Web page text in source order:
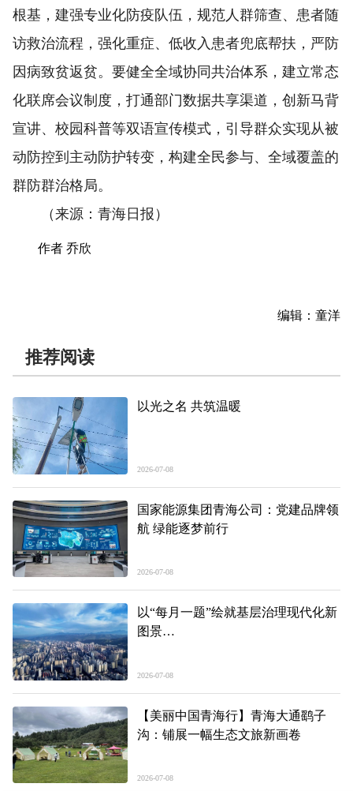
根基，建强专业化防疫队伍，规范人群筛查、患者随
访救治流程，强化重症、低收入患者兜底帮扶，严防
因病致贫返贫。要健全全域协同共治体系，建立常态
化联席会议制度，打通部门数据共享渠道，创新马背
宣讲、校园科普等双语宣传模式，引导群众实现从被
动防控到主动防护转变，构建全民参与、全域覆盖的
群防群治格局。
（来源：青海日报）
作者 乔欣
编辑：童洋
推荐阅读
以光之名 共筑温暖
2026-07-08
国家能源集团青海公司：党建品牌领
航 绿能逐梦前行
2026-07-08
以“每月一题”绘就基层治理现代化新
图景
2026-07-08
【美丽中国青海行】青海大通鹞子
沟：铺展一幅生态文旅新画卷
2026-07-08